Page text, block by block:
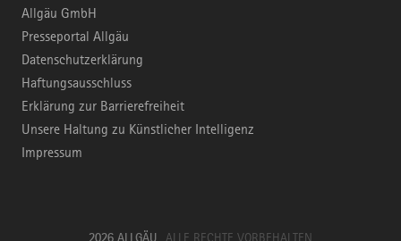
Allgäu GmbH
Presseportal Allgäu
Datenschutzerklärung
Haftungsausschluss
Erklärung zur Barrierefreiheit
Unsere Haltung zu Künstlicher Intelligenz
Impressum
2026 ALLGÄU ALLE RECHTE VORBEHALTEN